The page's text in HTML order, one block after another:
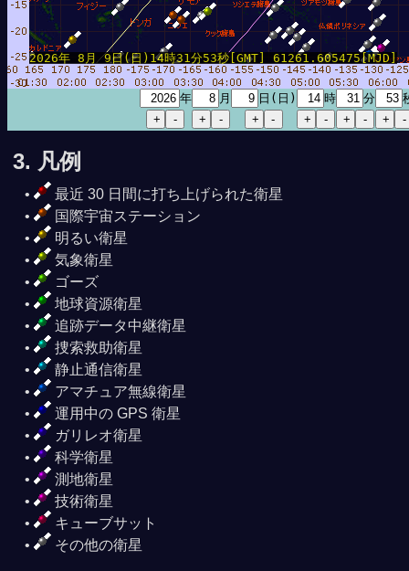
8月 9日23時08分33秒
分29秒
2026年 8月 9日(日)14時31分53秒[GMT] 61261.605475[MJD]
年 月 日(日) 時 分
3. 凡例
最近 30 日間に打ち上げられた衛星
国際宇宙ステーション
明るい衛星
気象衛星
ゴーズ
地球資源衛星
追跡データ中継衛星
捜索救助衛星
静止通信衛星
アマチュア無線衛星
運用中の GPS 衛星
ガリレオ衛星
科学衛星
測地衛星
技術衛星
キューブサット
その他の衛星